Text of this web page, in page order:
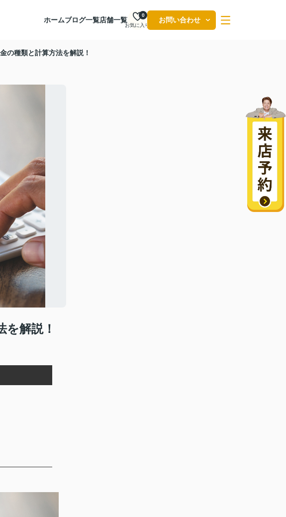
ホームブログ一覧店舗一覧
お気に入り
0
お問い合わせ
の種類と計算方法を解説！
解説！